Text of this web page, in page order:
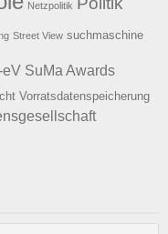
Netzpolitik
Street View suchmaschine
eV SuMa Awards
Vorratsdatenspeicherung